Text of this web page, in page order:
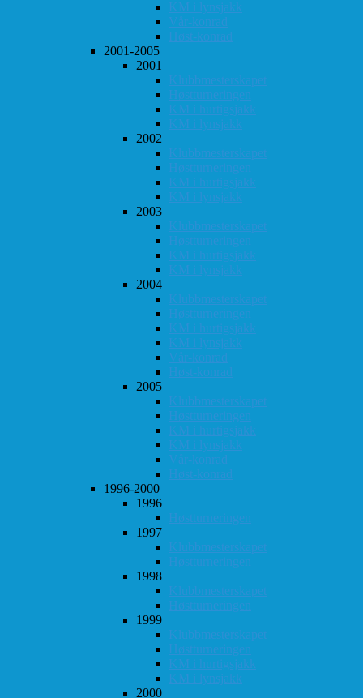
KM i lynsjakk
Vår-konrad
Høst-konrad
2001-2005
2001
Klubbmesterskapet
Høstturneringen
KM i hurtigsjakk
KM i lynsjakk
2002
Klubbmesterskapet
Høstturneringen
KM i hurtigsjakk
KM i lynsjakk
2003
Klubbmesterskapet
Høstturneringen
KM i hurtigsjakk
KM i lynsjakk
2004
Klubbmesterskapet
Høstturneringen
KM i hurtigsjakk
KM i lynsjakk
Vår-konrad
Høst-konrad
2005
Klubbmesterskapet
Høstturneringen
KM i hurtigsjakk
KM i lynsjakk
Vår-konrad
Høst-konrad
1996-2000
1996
Høstturneringen
1997
Klubbmesterskapet
Høstturneringen
1998
Klubbmesterskapet
Høstturneringen
1999
Klubbmesterskapet
Høstturneringen
KM i hurtigsjakk
KM i lynsjakk
2000